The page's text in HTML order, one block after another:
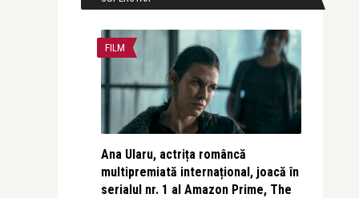
FILM
Ana Ularu, actrița româncă
multipremiată internațional, joacă în
serialul nr. 1 al Amazon Prime, The